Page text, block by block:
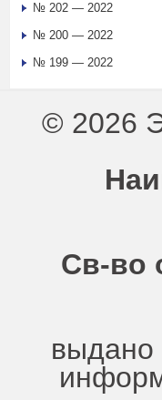
№ 202 — 2022
№ 200 — 2022
№ 199 — 2022
© 2026
Св-во
выдано